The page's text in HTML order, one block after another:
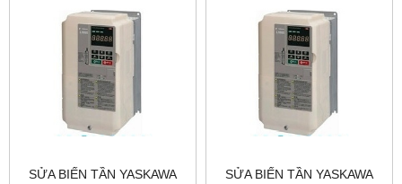
SỬA BIẾN TẦN YASKAWA
SỬA BIẾN TẦN YASKAWA